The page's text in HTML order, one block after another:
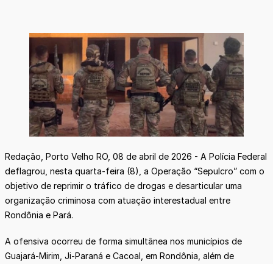
Redação, Porto Velho RO, 08 de abril de 2026 - A Polícia Federal
deflagrou, nesta quarta-feira (8), a Operação “Sepulcro” com o
objetivo de reprimir o tráfico de drogas e desarticular uma
organização criminosa com atuação interestadual entre
Rondônia e Pará.
A ofensiva ocorreu de forma simultânea nos municípios de
Guajará-Mirim, Ji-Paraná e Cacoal, em Rondônia, além de